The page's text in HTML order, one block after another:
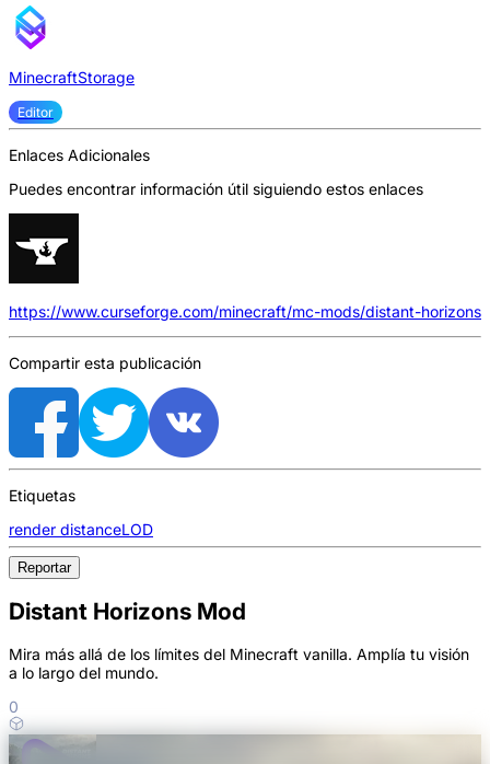
MinecraftStorage
Editor
Enlaces Adicionales
Puedes encontrar información útil siguiendo estos enlaces
https://www.curseforge.com/minecraft/mc-mods/distant-horizons
Compartir esta publicación
Etiquetas
render distanceLOD
Reportar
Distant Horizons Mod
Mira más allá de los límites del Minecraft vanilla. Amplía tu visión
a lo largo del mundo.
0